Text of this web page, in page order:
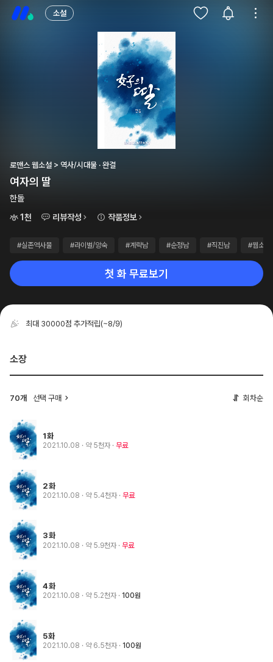
소설
로맨스 웹소설 > 역사/시대물 · 완결
여자의 딸
한돌
1천
리뷰작성 작품정보
#실존역사물 #라이벌/앙숙 #계략남 #순정남 #직진남 #웹소설
첫 화 무료보기
최대 30000점 추가적립(~8/9)
소장
70개 선택 구매 회차순
1화
2021.10.08 · 약 5천자 무료
2화
2021.10.08 · 약 5.4천자 무료
3화
2021.10.08 · 약 5.9천자 무료
4화
2021.10.08 · 약 5.2천자 100원
5화
2021.10.08 · 약 6.5천자 100원